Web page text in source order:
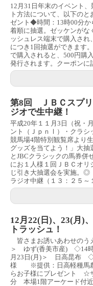
12月31日年末のイベント
ト方法について、以下の
ゼント◆時間：13時00分
着順に抽選。ゼッケンがな
ッシュレス端末で購入され
につき1回抽選ができます
で購入されると、500円購
発行されます。クーポンに
第8回 ＪＢＣスプリ
ジオで生中継！
平成20年１１月3日（祝・
ント（ＪｐｎⅠ）・クラシ
競馬場4階特別観覧席より
グッズを当てよう！」大抽
とJBCクラシックの馬券併
にお１人様１回ＪＢＣオリ
じ引き大抽選会を実施。◎
ラジオ中継（１３：２５～
12月22(日)、23(月)
トラッシュ！
皆さまお誘いあわせのう
＞ ゆず(香美市産) ◇14
月23日(月)＞ 日高昆布
様 ※提供：日高軽種馬農
らお子様にプレゼント
分 本場1階アーケード付